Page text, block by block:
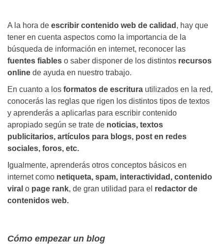
A la hora de escribir contenido web de calidad , hay que
tener en cuenta aspectos como la importancia de la
búsqueda de información en internet, reconocer las
fuentes fiables o saber disponer de los distintos recursos
online de ayuda en nuestro trabajo.
En cuanto a los formatos de escritura utilizados en la red,
conocerás las reglas que rigen los distintos tipos de textos
y aprenderás a aplicarlas para escribir contenido
apropiado según se trate de noticias, textos
publicitarios, artículos para blogs, post en redes
sociales, foros, etc.
Igualmente, aprenderás otros conceptos básicos en
internet como netiqueta, spam, interactividad, contenido
viral o page rank, de gran utilidad para el redactor de
contenidos web.
Cómo empezar un blog